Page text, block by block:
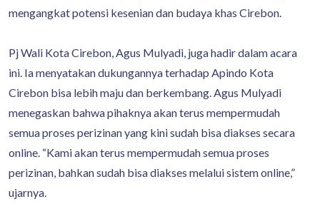
mengangkat potensi kesenian dan budaya khas Cirebon.
Pj Wali Kota Cirebon, Agus Mulyadi, juga hadir dalam acara
ini. Ia menyatakan dukungannya terhadap Apindo Kota
Cirebon bisa lebih maju dan berkembang. Agus Mulyadi
menegaskan bahwa pihaknya akan terus mempermudah
semua proses perizinan yang kini sudah bisa diakses secara
online. “Kami akan terus mempermudah semua proses
perizinan, bahkan sudah bisa diakses melalui sistem online,”
ujarnya.